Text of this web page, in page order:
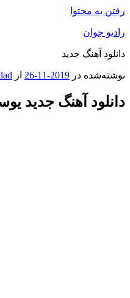
رفتن به محتوا
رادیو جوان
دانلود آهنگ جدید
نوشته‌شده در 2019-11-26 از
دانلود آهنگ جدید